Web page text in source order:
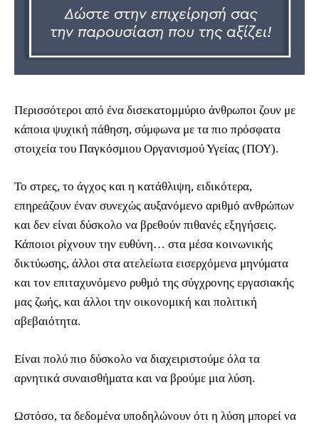
Περισσότεροι από ένα δισεκατομμύριο άνθρωποι ζουν με
κάποια ψυχική πάθηση, σύμφωνα με τα πιο πρόσφατα
στοιχεία του Παγκόσμιου Οργανισμού Υγείας (ΠΟΥ).
Το στρες, το άγχος και η κατάθλιψη, ειδικότερα,
επηρεάζουν έναν συνεχώς αυξανόμενο αριθμό ανθρώπων
και δεν είναι δύσκολο να βρεθούν πιθανές εξηγήσεις.
Κάποιοι ρίχνουν την ευθύνη… στα μέσα κοινωνικής
δικτύωσης, άλλοι στα ατελείωτα εισερχόμενα μηνύματα
και τον επιταχυνόμενο ρυθμό της σύγχρονης εργασιακής
μας ζωής, και άλλοι την οικονομική και πολιτική
αβεβαιότητα.
Είναι πολύ πιο δύσκολο να διαχειριστούμε όλα τα
αρνητικά συναισθήματα και να βρούμε μια λύση.
Ωστόσο, τα δεδομένα υποδηλώνουν ότι η λύση μπορεί να